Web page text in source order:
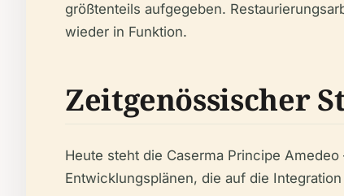
größtenteils aufgegeben.
wieder in Funktion.
Zeitgenössischer
Heute steht die Caserma Principe
Entwicklungsplänen, die auf die